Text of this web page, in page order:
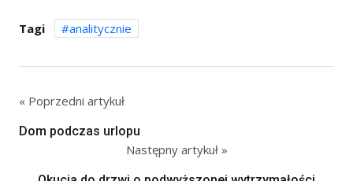
Tagi analitycznie
« Poprzedni artykuł
Dom podczas urlopu
Następny artykuł »